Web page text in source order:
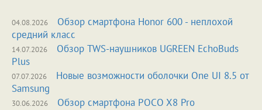
04.08.2026
Обзор смартфона Honor 600 - неплохой
средний класс
14.07.2026
Обзор TWS-наушников UGREEN EchoBuds
Plus
07.07.2026
Новые возможности оболочки One UI 8.5 от
Samsung
30.06.2026 Обзор смартфона POCO X8 Pro